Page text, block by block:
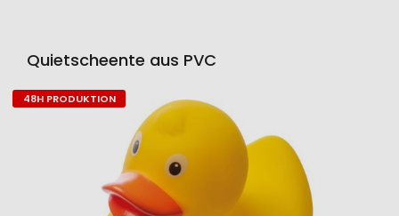
Quietscheente aus PVC
Zum
48H PRODUKTION